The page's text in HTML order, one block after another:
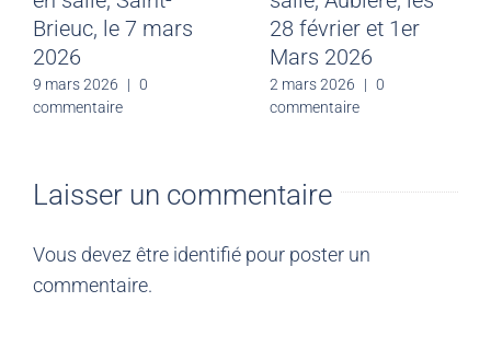
Brieuc, le 7 mars
2026
9 mars 2026 | 0
commentaire
28 février et 1er
Mars 2026
2 mars 2026 | 0
commentaire
Laisser un commentaire
Vous devez être identifié pour poster un
commentaire.